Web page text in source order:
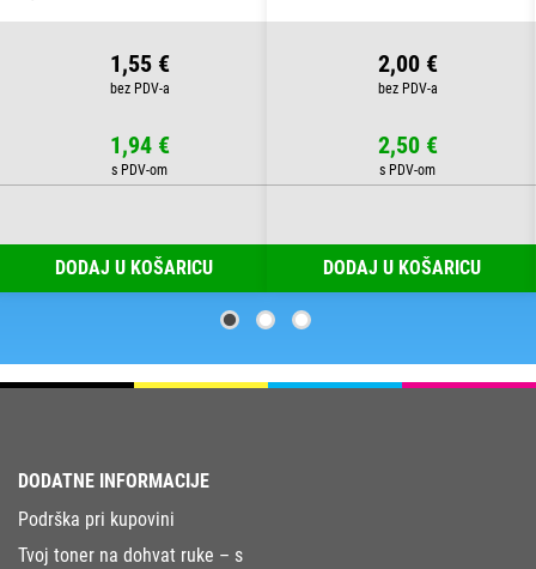
PK10 HEYDA 20-30892 50
1,55 €
1,94 €
DODAJ U KOŠARICU
2,00 €
2,50 €
DODAJ U KOŠARICU
DODATNE INFORMACIJE
Podrška pri kupovini
Tvoj toner na dohvat ruke – s